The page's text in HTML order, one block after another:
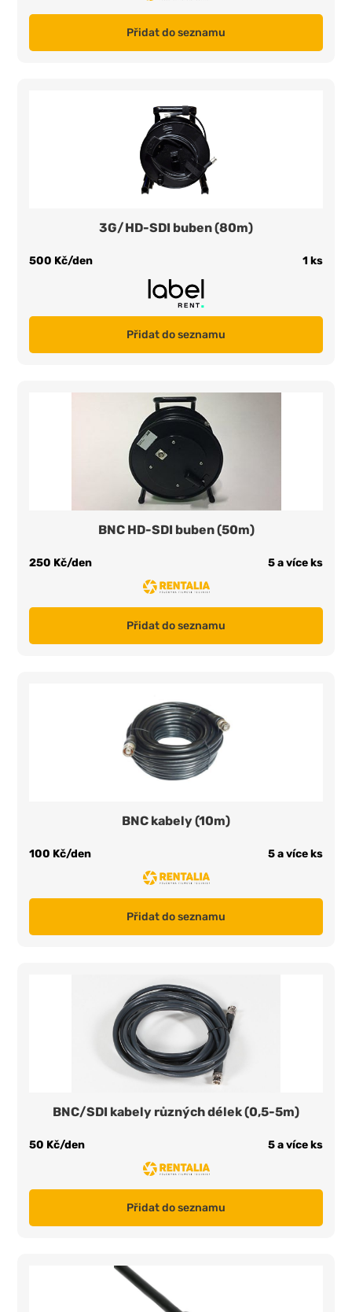
Přidat do seznamu
3G/HD-SDI buben (80m)
500 Kč/den 1 ks
Přidat do seznamu
BNC HD-SDI buben (50m)
250 Kč/den 5 a více ks
Přidat do seznamu
BNC kabely (10m)
100 Kč/den 5 a více ks
Přidat do seznamu
BNC/SDI kabely různých délek (0,5-5m)
50 Kč/den 5 a více ks
Přidat do seznamu